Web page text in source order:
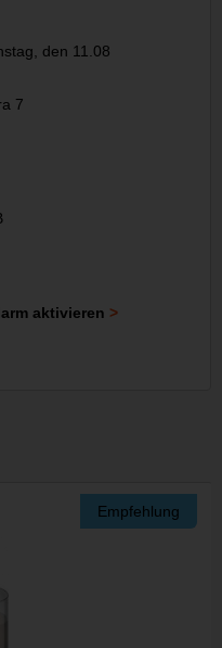
den 11.08
7
aktivieren
Empfehlung